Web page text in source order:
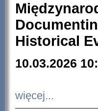
Historical
10.03.2026
więcej...